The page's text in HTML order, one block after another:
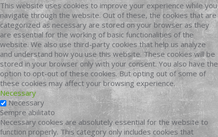
This website uses cookies to improve your experience while you
navigate through the website. Out of these, the cookies that are
categorized as necessary are stored on your browser as they
are essential for the working of basic functionalities of the
website. We also use third-party cookies that help us analyze
and understand how you use this website. These cookies will be
stored in your browser only with your consent. You also have the
option to opt-out of these cookies. But opting out of some of
these cookies may affect your browsing experience.
Necessary
Necessary
Sempre abilitato
Necessary cookies are absolutely essential for the website to
function properly. This category only includes cookies that